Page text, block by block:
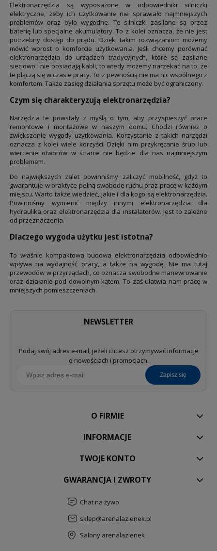
Elektronarzędzia są wyposażone w odpowiedniki silniczki
elektryczne, żeby ich użytkowanie nie sprawiało najmniejszych
problemów oraz było wygodne. Te silniczki zasilane są przez
baterię lub specjalne akumulatory. To z kolei oznacza, że nie jest
potrzebny dostęp do prądu. Dzięki takim rozwiązaniom możemy
mówić wprost o komforcie użytkowania. Jeśli chcemy porównać
elektronarzędzia do urządzeń tradycyjnych, które są zasilane
sieciowo i nie posiadają kabli, to wtedy możemy narzekać na to, że
te plączą się w czasie pracy. To z pewnością nie ma nic wspólnego z
komfortem. Także zasięg działania sprzętu może być ograniczony.
Czym się charakteryzują elektronarzędzia?
Narzędzia te powstały z myślą o tym, aby przyspieszyć prace
remontowe i montażowe w naszym domu. Chodzi również o
zwiększenie wygody użytkowania. Korzystanie z takich narzędzi
oznacza z kolei wiele korzyści. Dzięki nim przykręcanie śrub lub
wiercenie otworów w ścianie nie będzie dla nas najmniejszym
problemem.
Do największych zalet powinniśmy zaliczyć mobilność, gdyż to
gwarantuje w praktyce pełną swobodę ruchu oraz pracę w każdym
miejscu. Warto także wiedzieć, jakie i dla kogo są elektronarzędzia.
Powinniśmy wymienić między innymi elektronarzędzia dla
hydraulika oraz elektronarzędzia dla instalatorów. Jest to zależne
od przeznaczenia.
Dlaczego wygoda użytku jest istotna?
To właśnie kompaktowa budowa elektronarzędzia odpowiednio
wpływa na wydajność pracy, a także na wygodę. Nie ma tutaj
przewodów w przyrządach, co oznacza swobodne manewrowanie
oraz działanie pod dowolnym kątem. To zaś ułatwia nam pracę w
mniejszych pomieszczeniach.
NEWSLETTER
Podaj swój adres e-mail, jeżeli chcesz otrzymywać informacje
o nowościach i promocjach.
zapisz się
O FIRMIE
INFORMACJE
TWOJE KONTO
GWARANCJA I ZWROTY
Chat na żywo
sklep@arenalazienek.pl
Salony arenalazienek